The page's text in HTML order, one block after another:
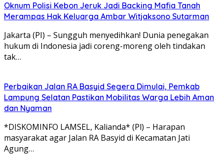
Oknum Polisi Kebon Jeruk Jadi Backing Mafia Tanah
Merampas Hak Keluarga Ambar Witjaksono Sutarman
Jakarta (PI) – Sungguh menyedihkan! Dunia penegakan
hukum di Indonesia jadi coreng-moreng oleh tindakan
tak…
Perbaikan Jalan RA Basyid Segera Dimulai, Pemkab
Lampung Selatan Pastikan Mobilitas Warga Lebih Aman
dan Nyaman
*DISKOMINFO LAMSEL, Kalianda* (Pl) – Harapan
masyarakat agar Jalan RA Basyid di Kecamatan Jati
Agung…